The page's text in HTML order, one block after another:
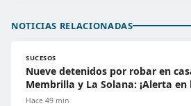
NOTICIAS RELACIONADAS
SUCESOS
Nueve detenidos por robar en
Membrilla y La Solana: ¡Alerta en
Hace 49 min